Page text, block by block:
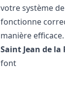
votre système
fonctionne
manière
Saint Jean de la
font